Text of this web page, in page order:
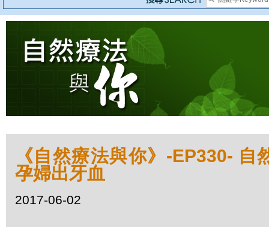
《自然療法與你》-EP330- 自
孕婦出牙血
2017-06-02